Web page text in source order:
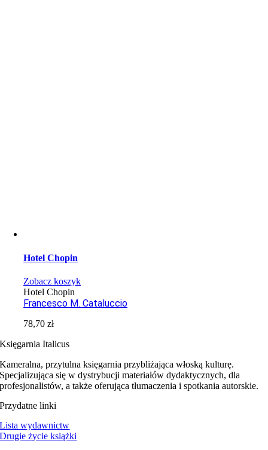
Hotel Chopin
Zobacz koszyk
Hotel Chopin
Francesco M. Cataluccio
78,70zł
Księgarnia Italicus
Kameralna, przytulna księgarnia przybliżająca włoską kulturę.
Specjalizująca się w dystrybucji materiałów dydaktycznych, dla
profesjonalistów, a także oferująca tłumaczenia i spotkania autorskie.
Przydatne linki
Lista wydawnictw
Drugie życie książki